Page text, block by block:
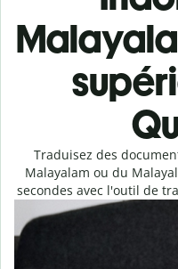
Traduisez des
Malayalam ou du
secondes avec l'outil de